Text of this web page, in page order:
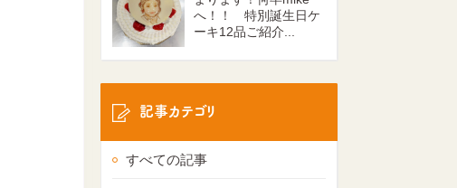
へ！！ 特別誕生日ケ
ーキ12品ご紹介...
記事カテゴリ
すべての記事